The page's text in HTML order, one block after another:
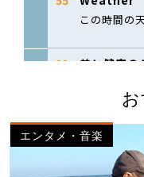
エンタメ・音楽